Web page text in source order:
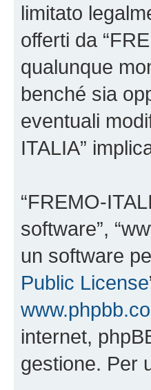
limitato
offerti da
qualunque
benché sia
eventuali
ITALIA”
“FREMO-
software”,
un software
Public License
internet,
gestione. Per